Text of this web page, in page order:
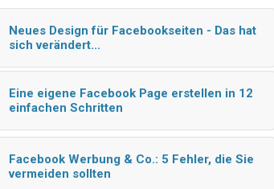
Neues Design für Facebookseiten - Das hat
sich verändert...
Eine eigene Facebook Page erstellen in 12
einfachen Schritten
Facebook Werbung & Co.: 5 Fehler, die Sie
vermeiden sollten